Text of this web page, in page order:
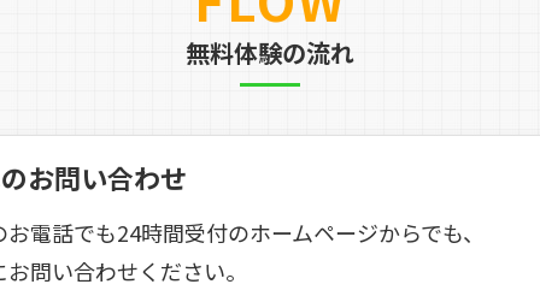
無料体験の流れ
お問い合わせ
電話でも24時間受付のホームページからでも、
問い合わせください。